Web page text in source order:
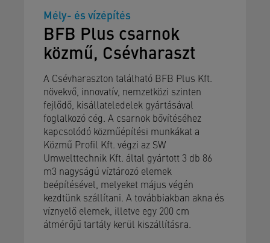
Mély- és vízépítés
BFB Plus csarnok
közmű, Csévharaszt
A Csévharaszton található BFB Plus Kft.
növekvő, innovatív, nemzetközi szinten
fejlődő, kisállateledelek gyártásával
foglalkozó cég. A csarnok bővítéséhez
kapcsolódó közműépítési munkákat a
Közmű Profil Kft. végzi az SW
Umwelttechnik Kft. által gyártott 3 db 86
m3 nagyságú víztározó elemek
beépítésével, melyeket május végén
kezdtünk szállítani. A továbbiakban akna és
víznyelő elemek, illetve egy 200 cm
átmérőjű tartály kerül kiszállításra.